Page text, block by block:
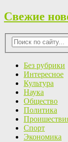
Свежие
Без рубрики
Интересное
Культура
Наука
Общество
Политика
Спорт
Экономика